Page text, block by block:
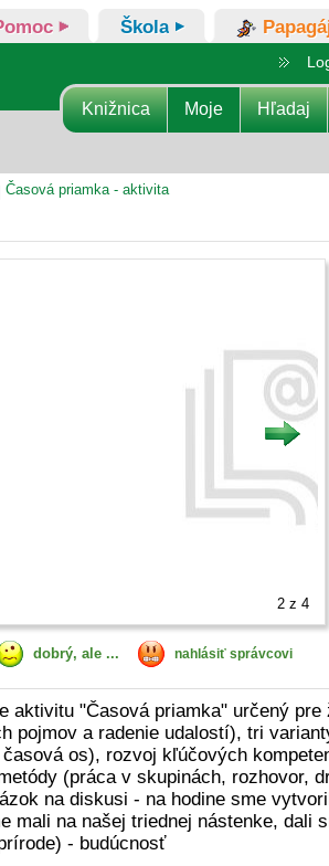
Škola
Knižnica Moje Hľadaj
Časová priamka - aktivita
2 z 4
dobrý, ale ... nahlásiť správcovi
aktivitu "Časová priamka" určený
pojmov a radenie udalostí), tri
os), rozvoj kľúčových
(práca v skupinách, rozhovor,
na diskusi - na hodine sme
mali na našej triednej nástenke, dali
- budúcnosť